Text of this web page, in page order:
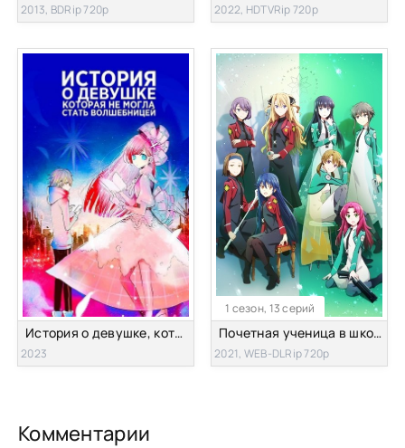
2013, BDRip 720p 2022, HDTVRip 720p
История о девушке, которая не могла стать волшебницей
2023
1 сезон, 13 серий
Почетная ученица в школе магии
2021, WEB-DLRip 720p
Комментарии